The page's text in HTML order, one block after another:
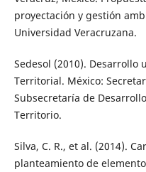
proyectación y gestión
Universidad Veracruzana.
Sedesol (2010). Desarrollo
Territorial. México:
Subsecretaría de
Territorio.
Silva, C. R., et al. (2014).
planteamiento de